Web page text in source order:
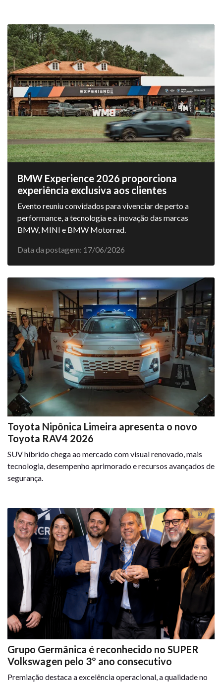
BMW Experience 2026 proporciona
experiência exclusiva aos clientes
Evento reuniu convidados para vivenciar de perto a
performance, a tecnologia e a inovação das marcas
BMW, MINI e BMW Motorrad.
Data da postagem: 17/06/2026
Toyota Nipônica Limeira apresenta o novo
Toyota RAV4 2026
SUV híbrido chega ao mercado com visual renovado, mais
tecnologia, desempenho aprimorado e recursos avançados de
segurança.
Grupo Germânica é reconhecido no SUPER
Volkswagen pelo 3º ano consecutivo
Premiação destaca a excelência operacional, a qualidade no